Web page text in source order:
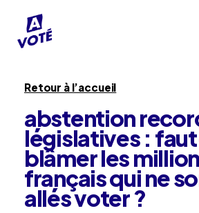
Retour à l’accueil
abstention
législatives :
blâmer les
français qui ne
allés voter ?